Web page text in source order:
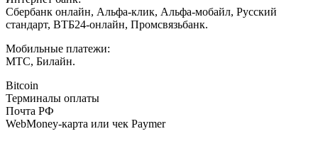
Сбербанк онлайн, Альфа-клик, Альфа-мобайл, Русский
стандарт, ВТБ24-онлайн, Промсвязьбанк.
Мобильные платежи:
МТС, Билайн.
Bitcoin
Терминалы оплаты
Почта РФ
WebMoney-карта или чек Paymer